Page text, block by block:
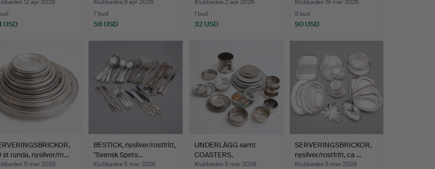
12 apr 2026
USD
Klubbades 9 apr 2026
7 bud
58 USD
Klubbades 2 apr 2026
1 bud
32 USD
Klubbades 19 mar 2026
9 bud
90 USD
st runda, nysilver/m…
11 mar 2026
BESTICK, nysilver/rostfritt,
"Svensk Spets…
Klubbades 5 mar 2026
UNDERLÄGG samt
COASTERS,
nysilver/rostfrit…
Klubbades 5 mar 2026
SERVERINGSBRICKOR,
nysilver/rostfritt, ca …
Klubbades 5 mar 2026